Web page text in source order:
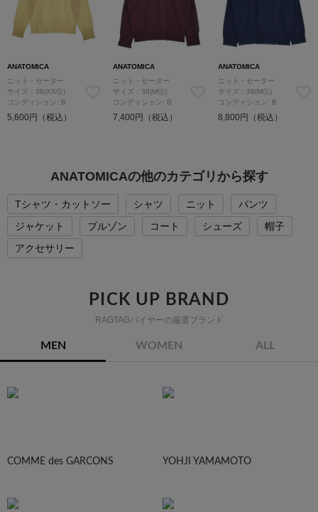
ANATOMICA
ニット・セーター
サイズ：36(XS位)
コンディション: B
5,600円（税込）
ANATOMICA
ニット・セーター
サイズ：38(M位)
コンディション: B
7,400円（税込）
ANATOMICA
ニット・セーター
サイズ：36(M位)
コンディション: B
8,800円（税込）
ANATOMICAの他のカテゴリから探す
Tシャツ・カットソー シャツ ニット
パンツ
ジャケット
ブルゾン コート シューズ
帽子
アクセサリー
PICK UP BRAND
RAGTAGバイヤーの厳選ブランド
MEN WOMEN ALL
COMME des GARCONS YOHJI YAMAMOTO